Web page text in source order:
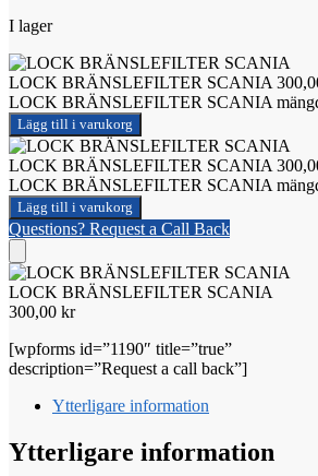
I lager
LOCK BRÄNSLEFILTER SCANIA
LOCK BRÄNSLEFILTER SCANIA
Lägg till i varukorg
LOCK BRÄNSLEFILTER SCANIA
LOCK BRÄNSLEFILTER SCANIA
Lägg till i varukorg
Questions? Request a Call Back
LOCK BRÄNSLEFILTER SCANIA
300,00 kr
[wpforms id=”1190″ title=”true”
description=”Request a call back”]
Ytterligare information
Ytterligare information